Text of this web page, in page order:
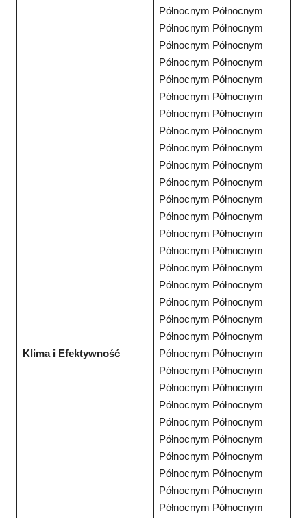
Klima i Efektywność
Północnym Północnym
Północnym Północnym
Północnym Północnym
Północnym Północnym
Północnym Północnym
Północnym Północnym
Północnym Północnym
Północnym Północnym
Północnym Północnym
Północnym Północnym
Północnym Północnym
Północnym Północnym
Północnym Północnym
Północnym Północnym
Północnym Północnym
Północnym Północnym
Północnym Północnym
Północnym Północnym
Północnym Północnym
Północnym Północnym
Północnym Północnym
Północnym Północnym
Północnym Północnym
Północnym Północnym
Północnym Północnym
Północnym Północnym
Północnym Północnym
Północnym Północnym
Północnym Północnym
Północnym Północnym